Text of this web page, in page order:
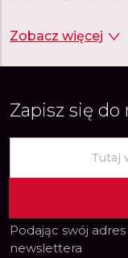
również tarcze
nich nie brakuje
nierzadko
Zobacz więcej
Zapisz się do
Podając swój
newslettera